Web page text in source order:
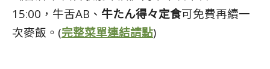
15:00，牛舌AB、 牛たん得々定食可免費再續一
次麥飯。(完整菜單連結請點)